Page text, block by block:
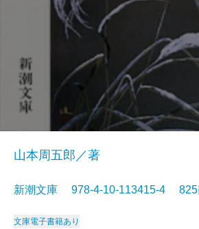
山本周五郎／著
新潮文庫 978-4-10-113415-4
文庫電子書籍あり